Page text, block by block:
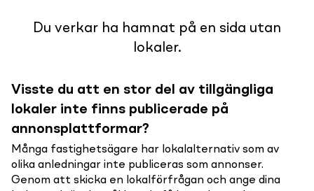
Du verkar ha hamnat på en sida utan
lokaler.
Visste du att en stor del av tillgängliga
lokaler inte finns publicerade på
annonsplattformar?
Många fastighetsägare har lokalalternativ som av
olika anledningar inte publiceras som annonser.
Genom att skicka en lokalförfrågan och ange dina